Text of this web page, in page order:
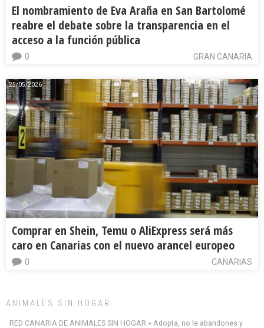
El nombramiento de Eva Araña en San Bartolomé
reabre el debate sobre la transparencia en el
acceso a la función pública
GRAN CANARIA
0
25/05/2026
Comprar en Shein, Temu o AliExpress será más
caro en Canarias con el nuevo arancel europeo
CANARIAS
0
ANIMALES SIN HOGAR
RED CANARIA DE ANIMALES SIN HOGAR » Adopta, no le abandones y